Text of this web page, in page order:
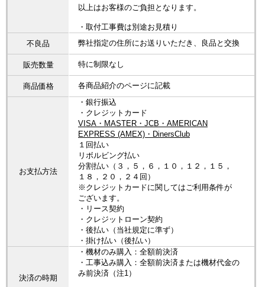
以上はお客様のご負担となります。
・取付工事費は別途お見積り
不良品
弊社指定の住所にお送りいただき、良品と交換
販売数量 特に制限なし
商品価格 各商品紹介のページに記載
お支払方法
・銀行振込
・クレジットカード
VISA・MASTER・JCB・AMERICAN
EXPRESS (AMEX)・DinersClub
１回払い
リボルビング払い
分割払い（３，５，６，１０，１２，１５，
１８，２０，２４回）
※クレジットカードに関してはご利用条件が
ございます。
・リース契約
・クレジットローン契約
・後払い（当社規定に準ず）
・掛け払い（後払い）
決済の時期
・機材のみ購入：全額前決済
・工事込み購入：全額前決済または機材代金の
み前決済（注1）